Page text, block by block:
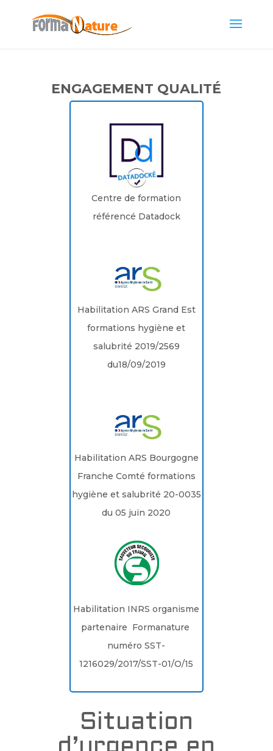
ENGAGEMENT QUALITÉ
Centre de formation
référencé Datadock
Habilitation ARS Grand Est
formations hygiène et
salubrité 2019/2569
du18/09/2019
Habilitation ARS Bourgogne
Franche Comté formations
hygiène et salubrité 20-0035
du 05 juin 2020
Habilitation INRS organisme
partenaire Formanature
numéro SST-
1216029/2017/SST-01/O/15
Situation